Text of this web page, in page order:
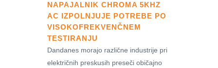
NAPAJALNIK CHROMA 5KHZ
AC IZPOLNJUJE POTREBE PO
VISOKOFREKVENČNEM
TESTIRANJU
Dandanes morajo različne industrije pri
električnih preskusih preseči običajno